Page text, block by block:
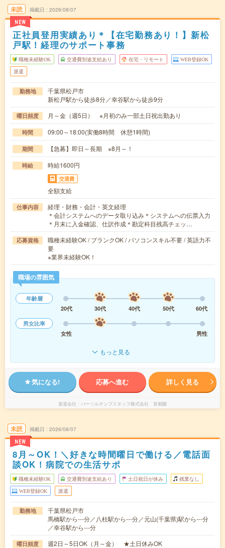
未読
NEW
掲載日 2026/08/07
正社員登用実績あり＊【在宅勤務あり！】新松
戸駅！経理のサポート事務
職種未経験OK 交通費別途支給あり 在宅・リモート WEB登録OK
派遣
勤務地
千葉県松戸市
新松戸駅から徒歩8分／幸谷駅から徒歩9分
曜日頻度 月～金（週5日） ※月初のみ一部土日祝出勤あり
時間 09:00～18:00(実働8時間 休憩1時間)
期間 【急募】即日～長期 ※8月～！
時給 時給1600円
交通費
全額支給
仕事内容
経理・財務・会計・英文経理
＊会計システムへのデータ取り込み＊システムへの伝票入力
＊月末に入金確認、仕訳作成＊勘定科目残高チェッ…
応募資格
職種未経験OK / ブランクOK / パソコンスキル不要 / 英語力不
要
※業界未経験OK！
職場の雰囲気
年齢層
20代
30代 40代 50代
60代
男女比率
女性
男性
もっと見る
気になる! 応募へ進む 詳しく見る
派遣会社 パーソルテンプスタッフ株式会社 首都圏
未読
NEW
掲載日 2026/08/07
8月～OK！＼好きな時間曜日で働ける／電話面
談OK！病院での生活サポ
職種未経験OK 交通費別途支給あり 土日祝日が休み 残業なし
WEB登録OK 派遣
勤務地
千葉県松戸市
馬橋駅から---分／八柱駅から---分／元山(千葉県)駅から---分
／幸谷駅から---分
曜日頻度 週2日～5日OK（月～金） ★土日休みOK